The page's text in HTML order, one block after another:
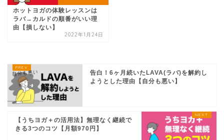
ホットヨガの体験レッスンは
ラバ→カルドの順番がいい理
由【損しない】
2022年1月24日
告白！6ヶ月続いたLAVA(ラバ)を解約し
ようとした理由【自分も悪い】
【うちヨガ＋の活用法】無理なく継続で
きる3つのコツ【月額970円】